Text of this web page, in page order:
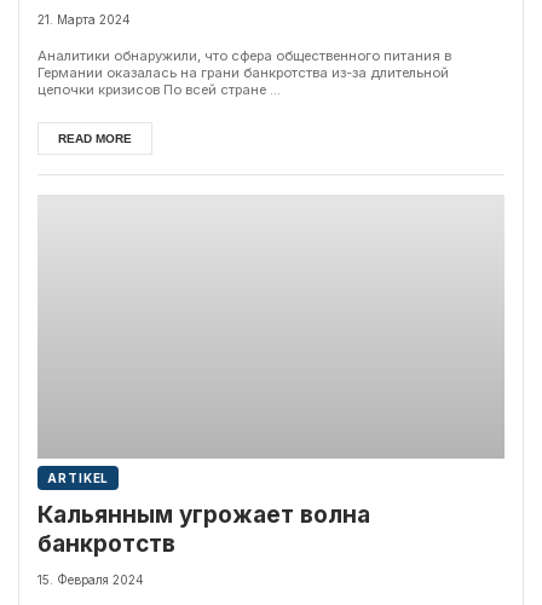
21. Марта 2024
Аналитики обнаружили, что сфера общественного питания в
Германии оказалась на грани банкротства из-за длительной
цепочки кризисов По всей стране ...
READ MORE
ARTIKEL
Кальянным угрожает волна
банкротств
15. Февраля 2024